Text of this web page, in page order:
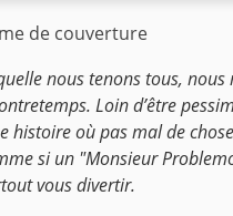
de couverture
nous tenons tous, nous
Loin d’être
histoire où pas mal de
si un "Monsieur
vous divertir.